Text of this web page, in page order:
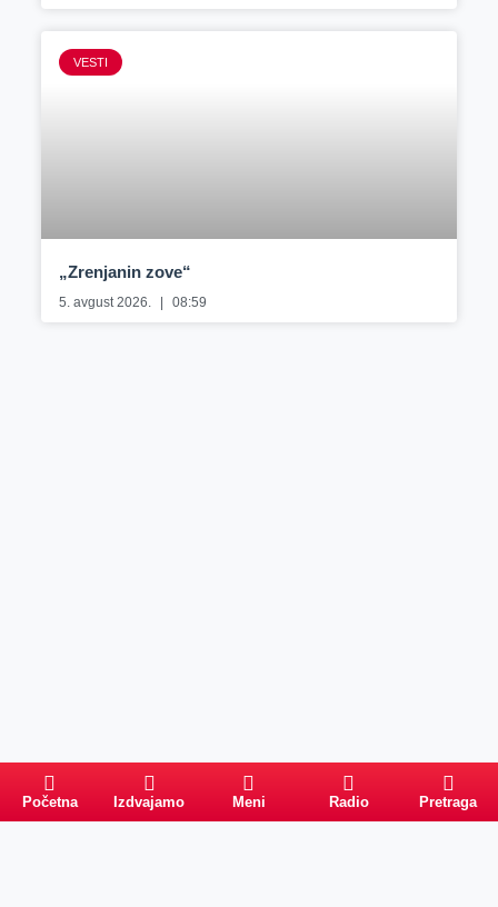
VESTI
„Zrenjanin zove“
5. avgust 2026. 08:59
Početna Izdvajamo Meni Radio Pretraga